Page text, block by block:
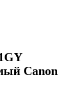
Canon